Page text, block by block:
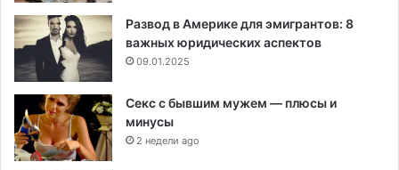
Развод в Америке для эмигрантов: 8
важных юридических аспектов
09.01.2025
Секс с бывшим мужем — плюсы и
минусы
2 недели ago